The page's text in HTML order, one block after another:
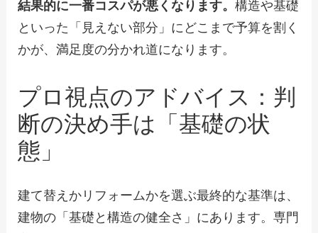
結果的に一番コスパが悪くなります。 構造や基礎
といった「見えない部分」にどこまで予算を割く
かが、満足度の分かれ道になります。
プロ視点のアドバイス：判
断の決め手は「基礎の状
態」
建て替えかリフォームかを選ぶ最終的な基準は、
建物の「基礎と構造の健全さ」にあります。専門